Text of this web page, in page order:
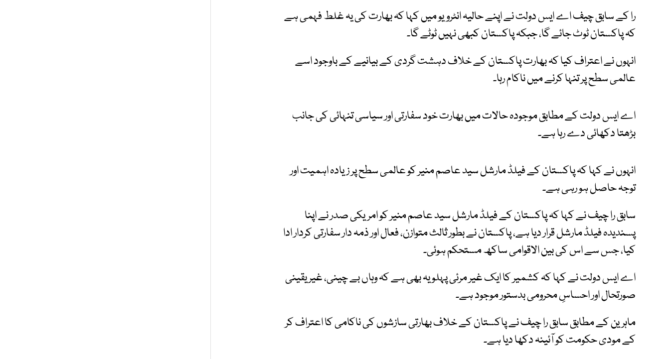
را کے سابق چیف اے ایس دولت نے اپنے حالیہ انٹرویو میں کہا کہ بھارت کی یہ غلط فہمی ہے
کہ پاکستان ٹوٹ جائے گا، جبکہ پاکستان کبھی نہیں ٹوٹے گا۔
انہوں نے اعتراف کیا کہ بھارت پاکستان کے خلاف دہشت گردی کے بیانیے کے باوجود اسے
عالمی سطح پر تنہا کرنے میں ناکام رہا۔
اے ایس دولت کے مطابق موجودہ حالات میں بھارت خود سفارتی اور سیاسی تنہائی کی جانب
بڑھتا دکھائی دے رہا ہے۔
انہوں نے کہا کہ پاکستان کے فیلڈ مارشل سید عاصم منیر کو عالمی سطح پر زیادہ اہمیت اور
توجہ حاصل ہو رہی ہے۔
سابق را چیف نے کہا کہ پاکستان کے فیلڈ مارشل سید عاصم منیر کو امریکی صدر نے اپنا
پسندیدہ فیلڈ مارشل قرار دیا ہے، پاکستان نے بطور ثالث متوازن، فعال اور ذمہ دار سفارتی کردار ادا
کیا، جس سے اس کی بین الاقوامی ساکھ مستحکم ہوئی۔
اے ایس دولت نے کہا کہ کشمیر کا ایک غیر مرئی پہلو یہ بھی ہے کہ وہاں بے چینی، غیر یقینی
صورتحال اور احساسِ محرومی بدستور موجود ہے۔
ماہرین کے مطابق سابق را چیف نے پاکستان کے خلاف بھارتی سازشوں کی ناکامی کا اعتراف کر
کے مودی حکومت کو آئینہ دکھا دیا ہے۔